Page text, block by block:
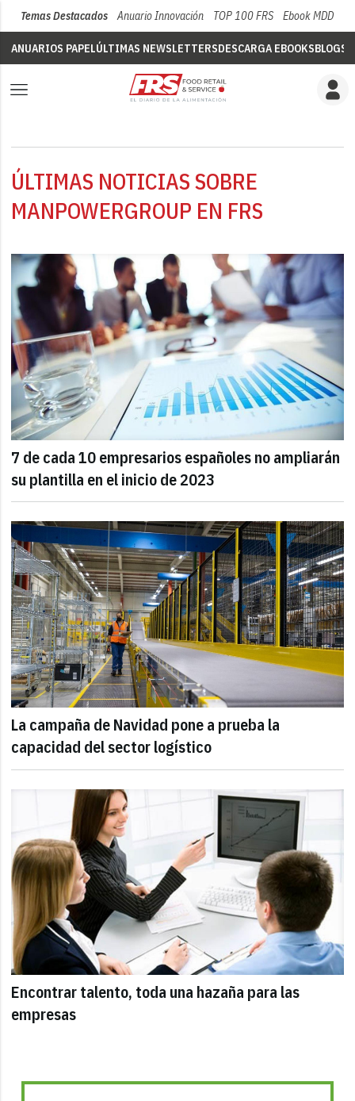
Temas Destacados Anuario Innovación TOP 100 FRS Ebook MDD
ANUARIOS PAPELÚLTIMAS NEWSLETTERSDESCARGA EBOOKSBLOGS
ÚLTIMAS NOTICIAS SOBRE
MANPOWERGROUP EN FRS
7 de cada 10 empresarios españoles no ampliarán
su plantilla en el inicio de 2023
La campaña de Navidad pone a prueba la
capacidad del sector logístico
Encontrar talento, toda una hazaña para las
empresas